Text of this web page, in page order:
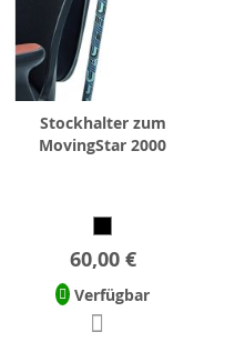
Stockhalter zum
MovingStar 2000
60,00 €
Verfügbar